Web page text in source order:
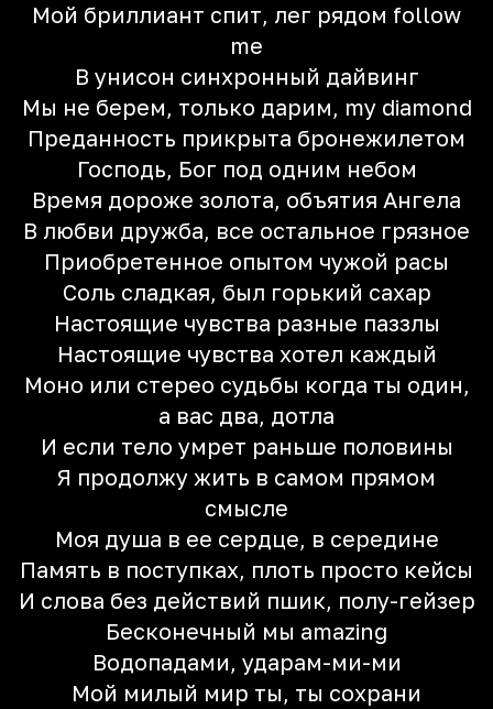
Мой бриллиант спит, лег рядом follow
me
В унисон синхронный дайвинг
Мы не берем, только дарим, my diamond
Преданность прикрыта бронежилетом
Господь, Бог под одним небом
Время дороже золота, объятия Ангела
В любви дружба, все остальное грязное
Приобретенное опытом чужой расы
Соль сладкая, был горький сахар
Настоящие чувства разные паззлы
Настоящие чувства хотел каждый
Моно или стерео судьбы когда ты один,
а вас два, дотла
И если тело умрет раньше половины
Я продолжу жить в самом прямом
смысле
Моя душа в ее сердце, в середине
Память в поступках, плоть просто кейсы
И слова без действий пшик, полу-гейзер
Бесконечный мы amazing
Водопадами, ударам-ми-ми
Мой милый мир ты, ты сохрани